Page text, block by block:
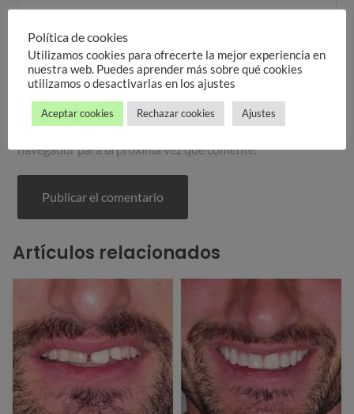
Correo electrónico*
navegador para la próxima vez que comente.
Artículos relacionados
Política de cookies
Utilizamos cookies para ofrecerte la mejor experiencia en
nuestra web. Puedes aprender más sobre qué cookies
utilizamos o desactivarlas en los ajustes
Aceptar cookies Rechazar cookies Ajustes